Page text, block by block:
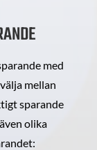
med
mellan
sparande
olika